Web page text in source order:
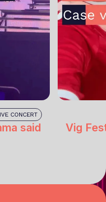
said
CONCERT
Vig